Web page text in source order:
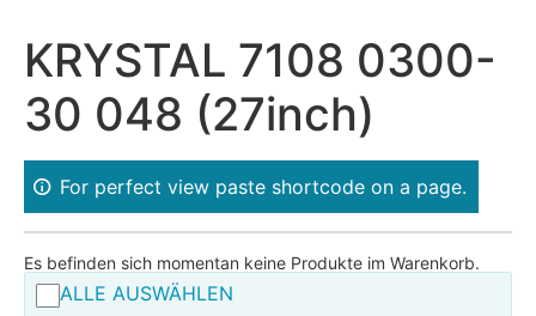
KRYSTAL 7108 0300-
30 048 (27inch)
For perfect view paste shortcode on a page.
Es befinden sich momentan keine Produkte im Warenkorb.
ALLE AUSWÄHLEN